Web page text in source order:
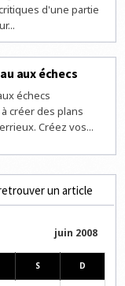
d'une partie
aux échecs
échecs
créer des plans
Créez vos...
un article
juin 2008
S D